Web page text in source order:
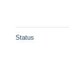
Wohnsitz des
Status